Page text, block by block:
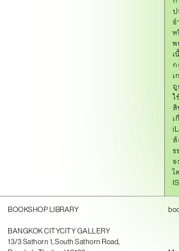
ป
อ
ห
พ
เ
ก
เ
ถู
ใ
สิ
เ
สั
ธ
อ
โ
BOOKSHOP LIBRARY
BANGKOK CITYCITY GALLERY
13/3 Sathorn 1, South Sathorn Road,